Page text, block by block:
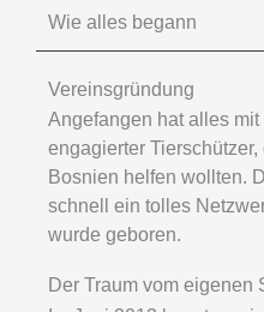
Wie alles begann
Vereinsgründung
Angefangen hat alles mit
engagierter
Bosnien helfen wollten.
schnell ein tolles
wurde geboren.
Der Traum vom eigenen